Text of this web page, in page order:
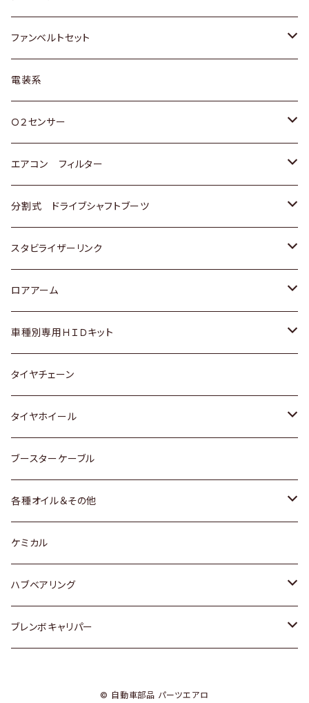
スバル
日野
マツダ
三菱
スバル
マツダ
ダイハツ
マツダ
三菱
スバル
スズキ
日産
ダイハツ
マツダ
三菱
スバル
トヨタ
スズキ
ダイハツ
三菱
スバル
ファンベルトセット
トヨタ
ホンダ
スズキ
日産
いすゞ
ダイハツ
マツダ
三菱
スバル
レクサス
電装系
Ｏ２センサー
トヨタ
ホンダ
スズキ
日産
ダイハツ
マツダ
三菱
スバル
エアコン フィルター
トヨタ
ホンダ
スズキ
日産
いすゞ
ダイハツ
マツダ
三菱
スバル
分割式 ドライブシャフトブーツ
トヨタ
ホンダ
スズキ
日産
ダイハツ
スバル
スタビライザーリンク
トヨタ
ホンダ
スズキ
日産
ダイハツ
マツダ
ロアアーム
ホンダ
スズキ
日産
ダイハツ
マツダ
スバル
車種別専用ＨＩＤキット
トヨタ
マツダ
タイヤチェーン
タイヤホイール
トヨタ
ホンダ
スズキ
日産
ダイハツ
ブースターケーブル
各種オイル＆その他
ディーデル洗浄添加剤
ケミカル
ハブベアリング
トヨタ
ブレンボキャリパー
© 自動車部品 パーツエアロ